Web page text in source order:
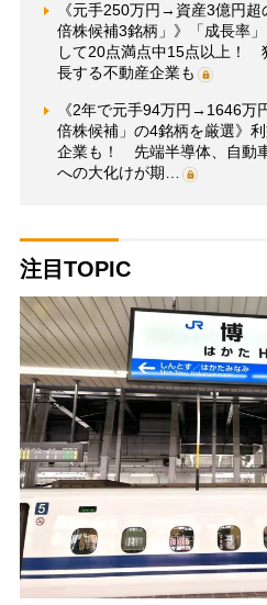
《元手250万円→資産3億円
倍株候補3銘柄」》「成長率
して20点満点中15点以上！
長する不動産企業も
《2年で元手94万円→1646万
倍株候補」の4銘柄を厳選》
企業も！ 先端半導体、自動
への大化けが期…
注目TOPIC